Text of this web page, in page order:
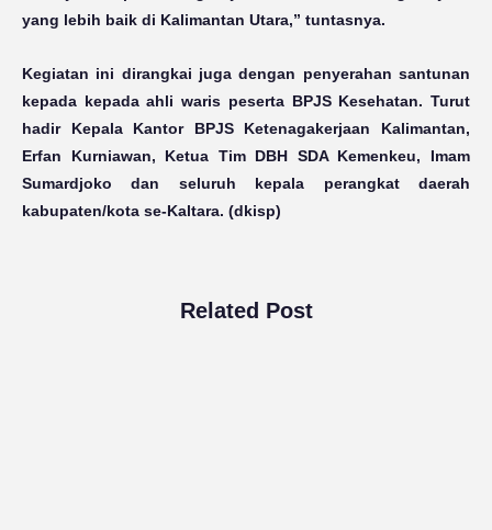
yang lebih baik di Kalimantan Utara,” tuntasnya.
Kegiatan ini dirangkai juga dengan penyerahan santunan
kepada kepada ahli waris peserta BPJS Kesehatan. Turut
hadir Kepala Kantor BPJS Ketenagakerjaan Kalimantan,
Erfan Kurniawan, Ketua Tim DBH SDA Kemenkeu, Imam
Sumardjoko dan seluruh kepala perangkat daerah
kabupaten/kota se-Kaltara. (dkisp)
Related Post